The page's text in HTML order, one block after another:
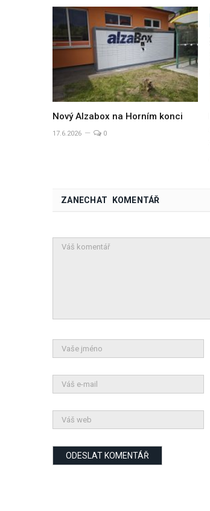
Nový Alzabox na Horním konci
17.6.2026 0
ZANECHAT KOMENTÁŘ